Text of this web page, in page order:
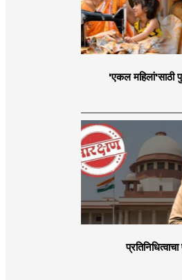
'एकल महिलां'साठी